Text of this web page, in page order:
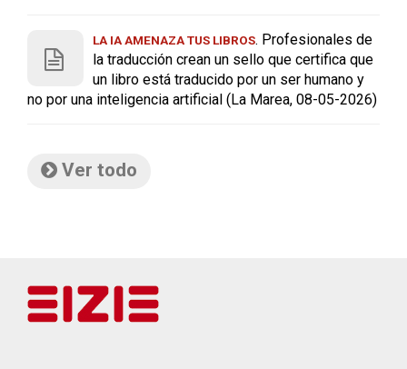
LA IA AMENAZA TUS LIBROS. Profesionales de
la traducción crean un sello que certifica que
un libro está traducido por un ser humano y
no por una inteligencia artificial (La Marea, 08-05-2026)
Ver todo